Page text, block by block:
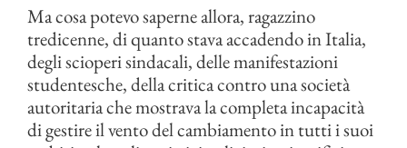
Ma cosa potevo saperne allora, ragazzino
tredicenne, di quanto stava accadendo in Italia,
degli scioperi sindacali, delle manifestazioni
studentesche, della critica contro una società
autoritaria che mostrava la completa incapacità
di gestire il vento del cambiamento in tutti i suoi